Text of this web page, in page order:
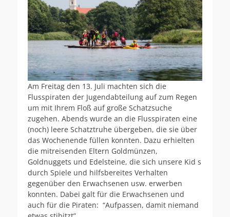
Am Freitag den 13. Juli machten sich die
Flusspiraten der Jugendabteilung auf zum Regen
um mit Ihrem Floß auf große Schatzsuche
zugehen. Abends wurde an die Flusspiraten eine
(noch) leere Schatztruhe übergeben, die sie über
das Wochenende füllen konnten. Dazu erhielten
die mitreisenden Eltern Goldmünzen,
Goldnuggets und Edelsteine, die sich unsere Kid s
durch Spiele und hilfsbereites Verhalten
gegenüber den Erwachsenen usw. erwerben
konnten. Dabei galt für die Erwachsenen und
auch für die Piraten: “Aufpassen, damit niemand